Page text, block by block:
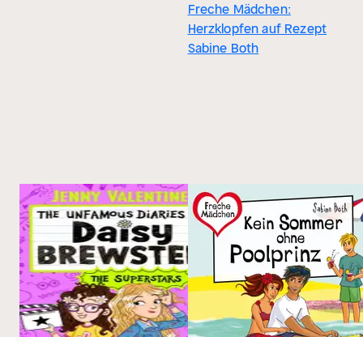
Freche Mädchen:
Herzklopfen auf Rezept
Sabine Both